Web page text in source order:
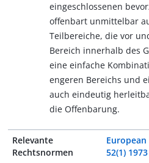
eingeschlossenen
offenbart unmittelbar
Teilbereiche, die vor
Bereich innerhalb des
eine einfache
engeren Bereichs und
auch eindeutig
die Offenbarung.
Relevante
Rechtsnormen
52(1) 1973